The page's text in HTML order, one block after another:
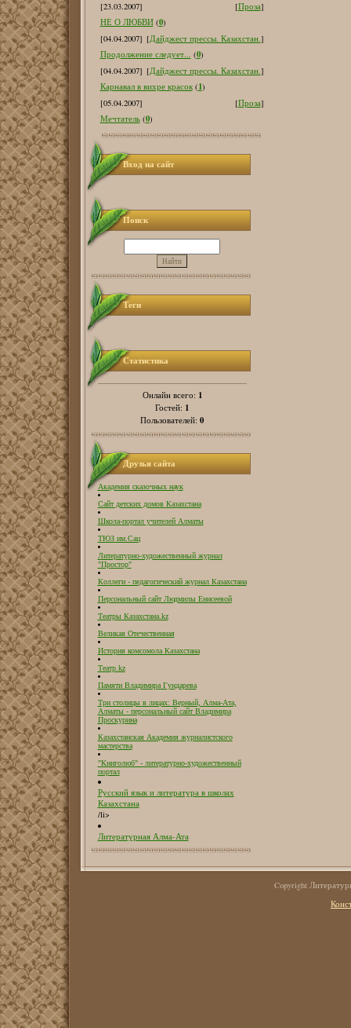
[23.03.2007]
[Проза]
НЕ О ЛЮБВИ (0)
[04.04.2007] [Дайджест прессы. Казахстан.]
Продолжение следует... (0)
[04.04.2007] [Дайджест прессы. Казахстан.]
Карнавал в вихре красок (1)
[05.04.2007]
[Проза]
Мечтатель (0)
Вход на сайт
Поиск
Теги
Статистика
Онлайн всего: 1
Гостей: 1
Пользователей: 0
Друзья сайта
Академия сказочных наук
Сайт детских домов Казахстана
Школа-портал учителей Алматы
ТЮЗ им.Сац
Литературно-художественный журнал
"Простор"
Коллеги - педагогический журнал Казахстана
Персональный сайт Людмилы Енисеевой
Театры Казахстана.kz
Великая Отечественная
История комсомола Казахстана
Театр.kz
Памяти Владимира Гундарева
Три столицы в лицах: Верный, Алма-Ата,
Алматы - персональный сайт Владимира
Проскурина
Казахстанская Академия журналистского
мастерства
"Книголюб" - литературно-художественный
портал
Русский язык и литература в школах
Казахстана
/li>
Литературная Алма-Ата
Copyright